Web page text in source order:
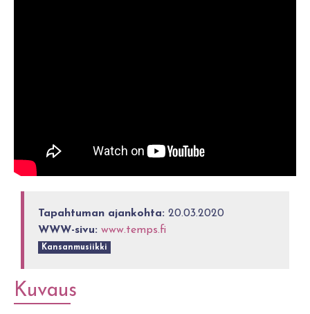
Tapahtuman ajankohta: 20.03.2020
WWW-sivu: www.temps.fi
Kansanmusiikki
Kuvaus